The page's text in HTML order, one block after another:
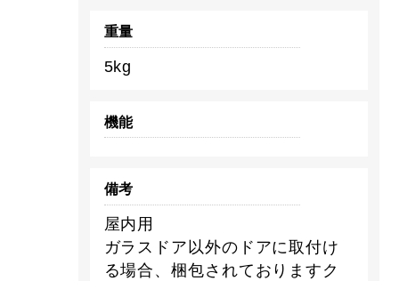
重量
5kg
機能
備考
屋内用
ガラスドア以外のドアに取付け
る場合、梱包されておりますク